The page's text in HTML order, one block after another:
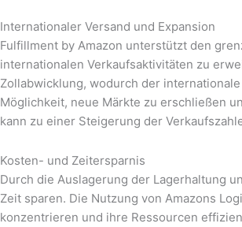
Internationaler Versand und Expansion
Fulfillment by Amazon unterstützt den
internationalen Verkaufsaktivitäten zu
Zollabwicklung, wodurch der
Möglichkeit, neue Märkte zu erschließen
kann zu einer Steigerung der
Kosten- und Zeitersparnis
Durch die Auslagerung der Lagerhaltung
Zeit sparen. Die Nutzung von Amazons
konzentrieren und ihre Ressourcen